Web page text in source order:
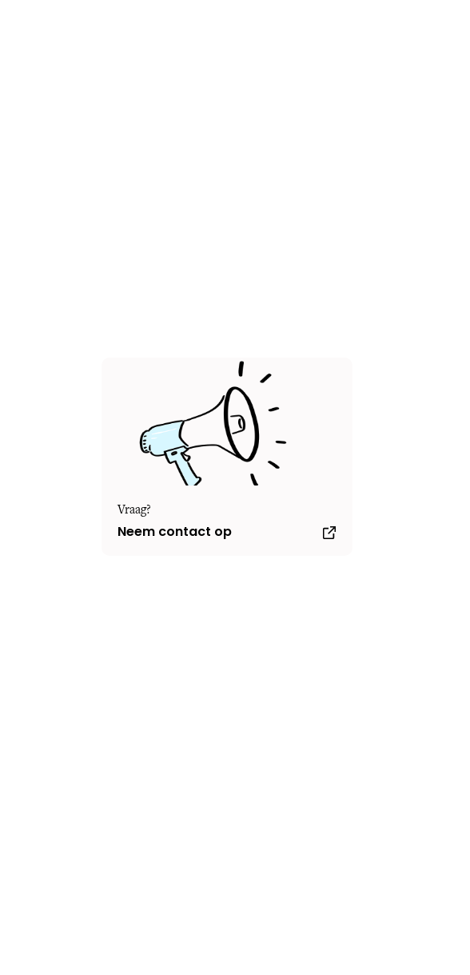
Vraag?
Neem contact op